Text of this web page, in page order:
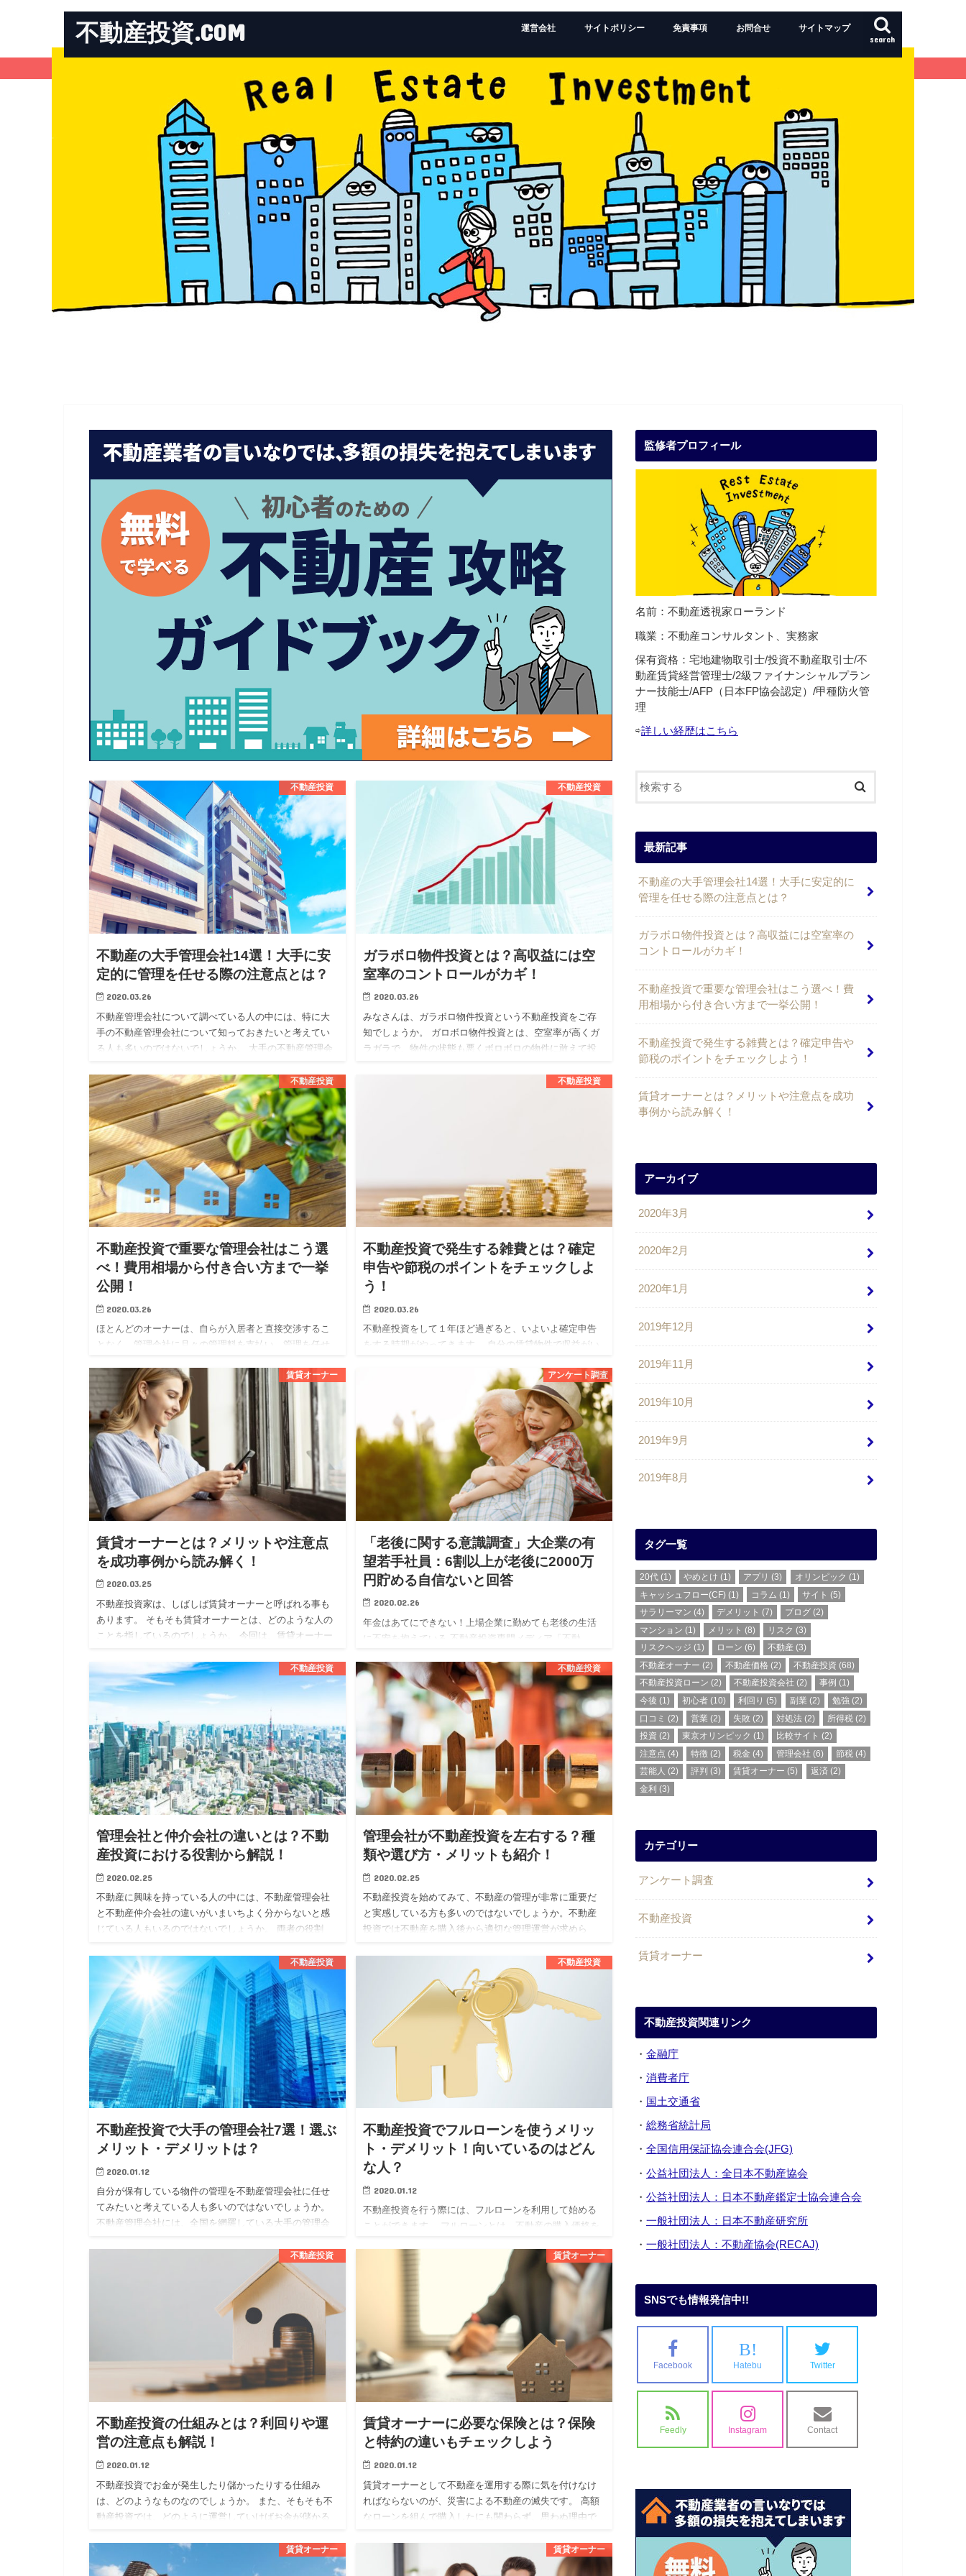
不動産投資.COM search
運営会社 サイトポリシー 免責事項 お問合せ サイトマップ
不動産投資
不動産の大手管理会社14選！大手に安
定的に管理を任せる際の注意点とは？
2020.03.26
不動産管理会社について調べている人の中には、特に大
手の不動産管理会社について知っておきたいと考えてい
る人も多いのではないでしょうか。 大手の不動産管理会
ービスを期待する事…
不動産投資
ガラボロ物件投資とは？高収益には空
室率のコントロールがカギ！
2020.03.26
みなさんは、ガラボロ物件投資という不動産投資をご存
知でしょうか。 ガロボロ物件投資とは、空室率が高くガ
ラガラで、物件の状態も悪くボロボロの物件に敢えて投
不動産投資
不動産投資で重要な管理会社はこう選
べ！費用相場から付き合い方まで一挙
公開！
2020.03.26
ほとんどのオーナーは、自らが入居者と直接交渉するこ
となく、管理会社に月々の管理料を支払い、管理を任せ
とで専門家に任せられる安心感が得られ、賃貸経営にか
かる勉強や労力を軽…
不動産投資
不動産投資で発生する雑費とは？確定
申告や節税のポイントをチェックしよ
う！
2020.03.26
不動産投資をして１年ほど過ぎると、いよいよ確定申告
をする時期がやってきます。 自分の賃貸物件で収益がい
か、初めての場合は特に分からないこともあるかと思い
賃貸オーナー
賃貸オーナーとは？メリットや注意点
を成功事例から読み解く！
2020.03.25
不動産投資家は、しばしば賃貸オーナーと呼ばれる事も
あります。 そもそも賃貸オーナーとは、どのような人の
ことを指しているのでしょうか。 今回は、賃貸オーナー
ます。 賃貸オー…
アンケート調査
「老後に関する意識調査」大企業の有
望若手社員：6割以上が老後に2000万
円貯める自信ないと回答
2020.02.26
年金はあてにできない！上場企業に勤めても老後の生活
に不安を抱えている 不動産投資専門メディア「不動
藤 剛、本社：東京都渋谷区）は、上場企業勤続3年目以
上の20代男…
不動産投資
管理会社と仲介会社の違いとは？不動
産投資における役割から解説！
2020.02.25
不動産に興味を持っている人の中には、不動産管理会社
と不動産仲介会社の違いがいまいちよく分からないと感
じている人もいるのではないでしょうか。 両者の役割
す。 今回は、そんな不…
不動産投資
管理会社が不動産投資を左右する？種
類や選び方・メリットも紹介！
2020.02.25
不動産投資を始めてみて、不動産の管理が非常に重要だ
と実感している方も多いのではないでしょうか。不動産
投資では不動産を購入後から適切な管理運営が求めら
不動産投資
不動産投資で大手の管理会社7選！選ぶ
メリット・デメリットは？
2020.01.12
自分が保有している物件の管理を不動産管理会社に任せ
てみたいと考えている人も多いのではないでしょうか。
不動産管理会社には、全国を網羅している大手の管理会
不動産投資
不動産投資でフルローンを使うメリッ
ト・デメリット！向いているのはどん
な人？
2020.01.12
不動産投資を行う際には、フルローンを利用して始める
ことができます。 フルローンとは、不動産の購入価格を
ものです。 不動産投資を始めたい人の中には、フルロー
不動産投資
不動産投資の仕組みとは？利回りや運
営の注意点も解説！
2020.01.12
不動産投資でお金が発生したり儲かったりする仕組み
は、どのようなものなのでしょうか。 また、そもそも不
動産投資では、どのように運営していけばお金が儲かる
賃貸オーナー
賃貸オーナーに必要な保険とは？保険
と特約の違いもチェックしよう
2020.01.12
賃貸オーナーとして不動産を運用する際に気を付けなけ
ればならないのが、災害による不動産の滅失です。 高額
なローンを組んで購入したにも関わらず、思わぬ理由で
賃貸オーナー 賃貸オーナー
監修者プロフィール
名前：不動産透視家ローランド
職業：不動産コンサルタント、実務家
保有資格：宅地建物取引士/投資不動産取引士/不
動産賃貸経営管理士/2級ファイナンシャルプラン
ナー技能士/AFP（日本FP協会認定）/甲種防火管
理
⇨詳しい経歴はこちら
最新記事
不動産の大手管理会社14選！大手に安定的に
管理を任せる際の注意点とは？
ガラボロ物件投資とは？高収益には空室率の
コントロールがカギ！
不動産投資で重要な管理会社はこう選べ！費
用相場から付き合い方まで一挙公開！
不動産投資で発生する雑費とは？確定申告や
節税のポイントをチェックしよう！
賃貸オーナーとは？メリットや注意点を成功
事例から読み解く！
アーカイブ
2020年3月
2020年2月
2020年1月
2019年12月
2019年11月
2019年10月
2019年9月
2019年8月
タグ一覧
20代 (1) やめとけ (1) アプリ (3) オリンピック (1)
キャッシュフロー(CF) (1) コラム (1) サイト (5)
サラリーマン (4) デメリット (7) ブログ (2)
マンション (1) メリット (8) リスク (3)
リスクヘッジ (1) ローン (6) 不動産 (3)
不動産オーナー (2) 不動産価格 (2) 不動産投資 (68)
不動産投資ローン (2) 不動産投資会社 (2) 事例 (1)
今後 (1) 初心者 (10) 利回り (5) 副業 (2) 勉強 (2)
口コミ (2) 営業 (2) 失敗 (2) 対処法 (2) 所得税 (2)
投資 (2) 東京オリンピック (1) 比較サイト (2)
注意点 (4) 特徴 (2) 税金 (4) 管理会社 (6) 節税 (4)
芸能人 (2) 評判 (3) 賃貸オーナー (5) 返済 (2)
金利 (3)
カテゴリー
アンケート調査
不動産投資
賃貸オーナー
不動産投資関連リンク
・ 金融庁
・ 消費者庁
・ 国土交通省
・ 総務省統計局
・ 全国信用保証協会連合会(JFG)
・ 公益社団法人：全日本不動産協会
・ 公益社団法人：日本不動産鑑定士協会連合会
・ 一般社団法人：日本不動産研究所
・ 一般社団法人：不動産協会(RECAJ)
SNSでも情報発信中!!
Facebook
B!
Hatebu Twitter
Feedly Instagram Contact